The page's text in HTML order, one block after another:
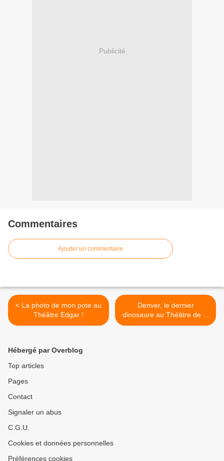
Publicité
Commentaires
Ajouter un commentaire
< La photo de mon pote au
Théâtre Edgar !
Denver, le dernier
dinosaure au Théâtre de la
Renaissance ! >
Hébergé par Overblog
Top articles
Pages
Contact
Signaler un abus
C.G.U.
Cookies et données personnelles
Préférences cookies